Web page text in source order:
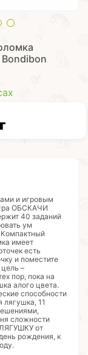
и игровым
ОБСКАЧИ
40 заданий
ум
имеет
есть
и поместите
–
пор, пока на
алого цвета.
способности
лягушка, 11
сложности
от
рождения, к